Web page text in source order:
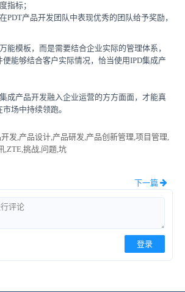
指标；
PDT产品开发团队中表现优秀的团队给予奖励，
能模板，而是需要结合企业实际的管理体系，
便能够结合客户实际情况，恰当使用IPD集成产
成产品开发融入企业运营的方方面面，才能真
场中持续领跑。
开发,产品设计,产品研发,产品创新管理,项目管理,
,ZTE,挑战,问题,坑
下一篇
登录